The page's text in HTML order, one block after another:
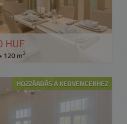
HUF
120 m2
HOZZÁADÁS A KEDVENCEKHEZ